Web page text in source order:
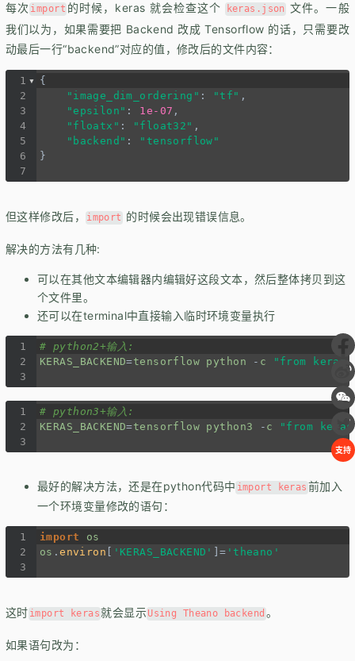
支持
每次 import 的时候，keras 就会检查这个 keras.json 文件。一般
我们以为，如果需要把 Backend 改成 Tensorflow 的话，只需要改
动最后一行 backend 对应的值，修改后的文件内容：
1
{
2
"image_dim_ordering" : "tf" ,
3
"epsilon" : 1e-07 ,
4
"floatx" : "float32" ,
5
"backend" :
"tensorflow"
6
}
7
但这样修改后， import 的时候会出现错误信息。
解决的方法有几种:
可以在其他文本编辑器内编辑好这段文本，然后整体拷贝到这
个文件里。
还可以在terminal中直接输入临时环境变量执行
1
# python2+输入:
2
KERAS_BACKEND=tensorflow python - c
"from keras
3
1
# python3+输入:
2
KERAS_BACKEND=tensorflow python3 - c
"from
3
最好的解决方法，还是在python代码中 import keras 前加入
一个环境变量修改的语句：
1 import
os
2
os .environ 'KERAS_BACKEND' ]= 'theano'
3
这时 import keras就会显示Using Theano backend 。
如果语句改为：